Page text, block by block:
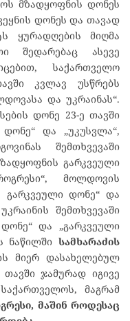
მზადყოფნის დონეს
დონეს და თავად
ყურადღების მიღმა
შედარებაც ასევე
საქართველო
კვლავ უსწრებს
და უკრაინას“.
დონე 23-ე თავში
და „უკუსვლა“,
შემთხვევაში
გარკვეული
მოლდოვის
გარკვეული დონე“ და
შემთხვევაში
და „გარკვეული
ნაწილში სამხარაძის
მიერ დასახელებულ
თავში ჯამურად იგივე
მაგრამ
მაშინ როდესაც